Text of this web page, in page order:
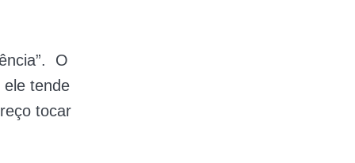
O
tende
tocar